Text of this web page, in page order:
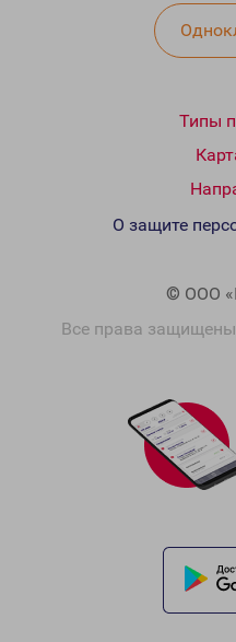
Типы
© ООО
Все права
О защите